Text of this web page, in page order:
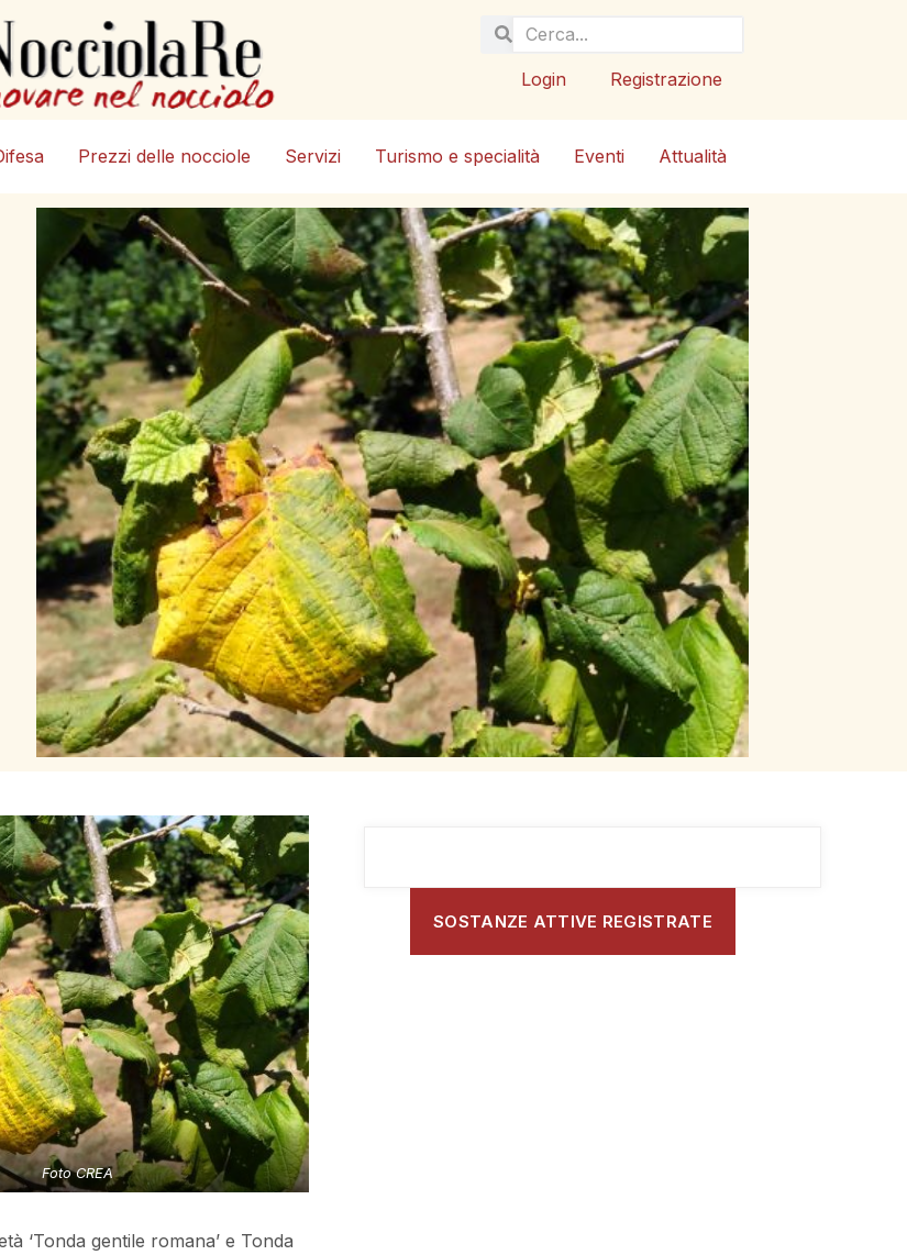
Login Registrazione
Prezzi delle nocciole Servizi Turismo e specialità Eventi Attualità
Foto CREA
‘Tonda gentile romana’ e Tonda
SOSTANZE ATTIVE REGISTRATE